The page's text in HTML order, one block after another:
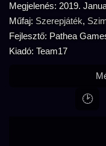
Megjelenés: 2019.
Műfaj: Szerepjáték,
Fejlesztő: Pathea
Kiadó: Team17
🕑